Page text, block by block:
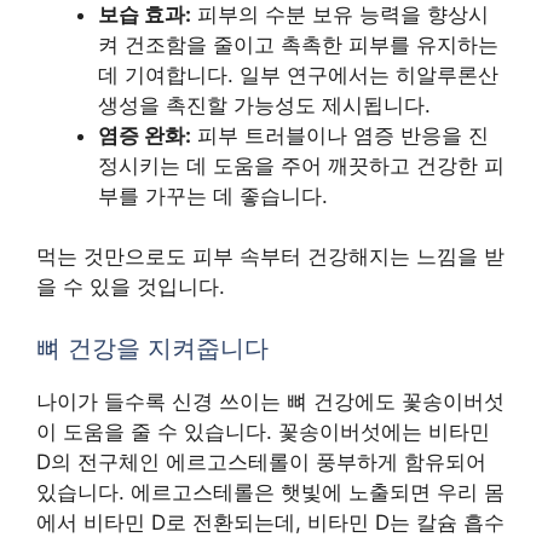
보습 효과: 피부의 수분 보유 능력을 향상시
켜 건조함을 줄이고 촉촉한 피부를 유지하는
데 기여합니다. 일부 연구에서는 히알루론산
생성을 촉진할 가능성도 제시됩니다.
염증 완화: 피부 트러블이나 염증 반응을 진
정시키는 데 도움을 주어 깨끗하고 건강한 피
부를 가꾸는 데 좋습니다.
먹는 것만으로도 피부 속부터 건강해지는 느낌을 받
을 수 있을 것입니다.
뼈 건강을 지켜줍니다
나이가 들수록 신경 쓰이는 뼈 건강에도 꽃송이버섯
이 도움을 줄 수 있습니다. 꽃송이버섯에는 비타민
D의 전구체인 에르고스테롤이 풍부하게 함유되어
있습니다. 에르고스테롤은 햇빛에 노출되면 우리 몸
에서 비타민 D로 전환되는데, 비타민 D는 칼슘 흡수